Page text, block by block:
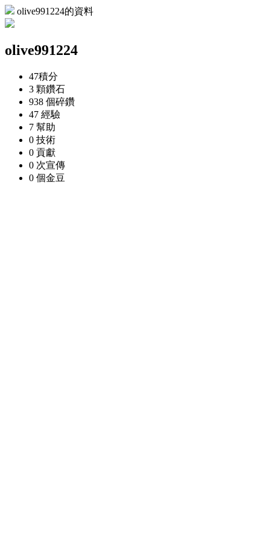
olive991224的資料
olive991224
47積分
3 顆鑽石
938 個碎鑽
47 經驗
7 幫助
0 技術
0 貢獻
0 次宣傳
0 個金豆